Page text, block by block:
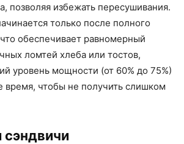
позволяя избежать пересушивания.
только после полного
обеспечивает равномерный
ломтей хлеба или тостов,
уровень мощности (от 60% до 75%)
время, чтобы не получить слишком
сэндвичи